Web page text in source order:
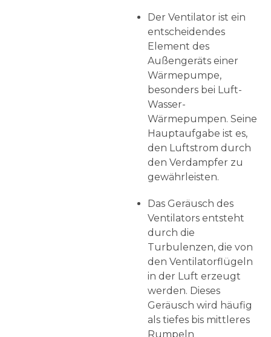
Der Ventilator ist ein
entscheidendes
Element des
Außengeräts einer
Wärmepumpe,
besonders bei Luft-
Wasser-
Wärmepumpen. Seine
Hauptaufgabe ist es,
den Luftstrom durch
den Verdampfer zu
gewährleisten.
Das Geräusch des
Ventilators entsteht
durch die
Turbulenzen, die von
den Ventilatorflügeln
in der Luft erzeugt
werden. Dieses
Geräusch wird häufig
als tiefes bis mittleres
Rumpeln